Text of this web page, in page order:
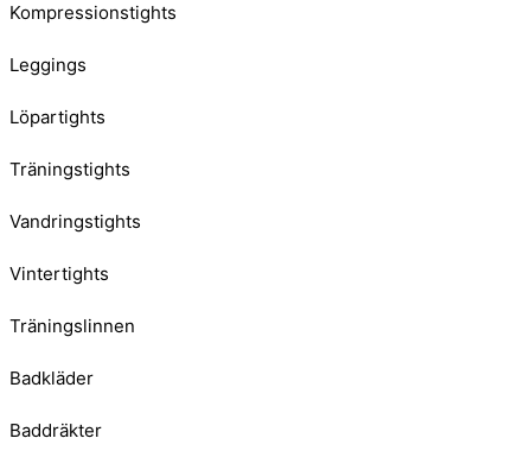
Kompressionstights
Leggings
Löpartights
Träningstights
Vandringstights
Vintertights
Träningslinnen
Badkläder
Baddräkter